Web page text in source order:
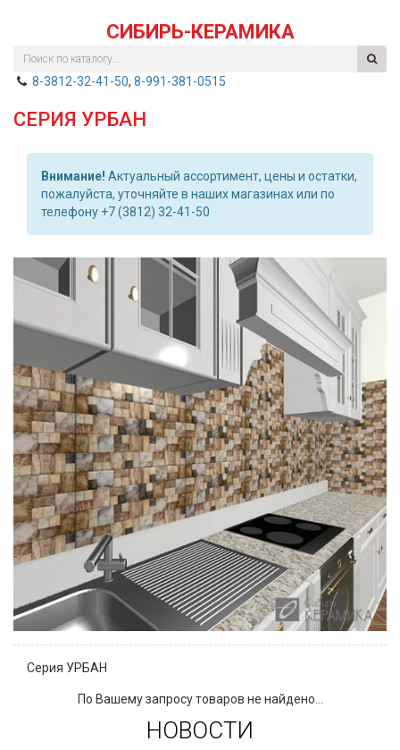
СИБИРЬ-КЕРАМИКА
8-3812-32-41-50, 8-991-381-0515
СЕРИЯ УРБАН
Внимание! Актуальный ассортимент, цены и остатки,
пожалуйста, уточняйте в наших магазинах или по
телефону +7 (3812) 32-41-50
Серия УРБАН
По Вашему запросу товаров не найдено...
НОВОСТИ